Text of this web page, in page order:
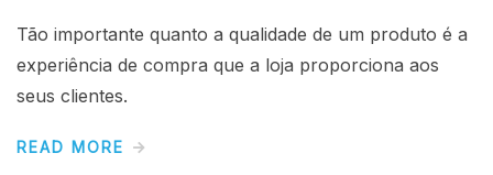
Tão importante quanto a qualidade de um produto é a
experiência de compra que a loja proporciona aos
seus clientes.
READ MORE